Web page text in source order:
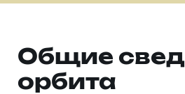
Общие
орбита